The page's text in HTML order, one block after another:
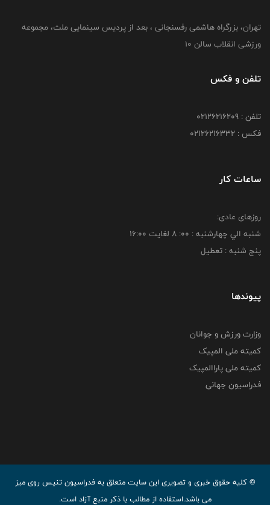
تهران، بزرگراه هاشمی رفسنجانی ، بعد از پردیس سینمایی ملت، مجموعه
ورزشی انقلاب سالن 10
تلفن و فکس
تلفن : 02126216209
فکس : 02126216332
ساعات کار
روزهای عادی:
شنبه الي چهارشنبه : 00: 8 لغايت 16:00
پنج شنبه : تعطیل
پیوندها
وزارت ورزش و جوانان
کمیته ملی المپیک
کمیته ملی پاراالمپیک
فدراسیون جهانی
© کليه حقوق خبری و تصويری اين سايت متعلق به فدراسیون تنیس روی میز
می باشد.استفاده از مطالب با ذكر منبع آزاد است.